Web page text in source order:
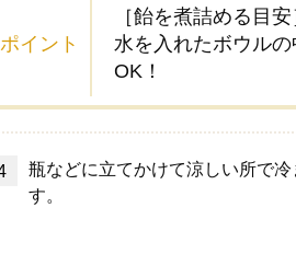
ポイント
［飴を煮詰める目安
水を入れたボウル
OK！
瓶などに立てかけて涼しい所で冷
す。